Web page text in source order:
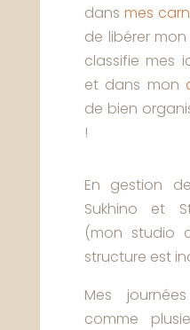
dans mes
de libérer
classifie mes
et dans mon
de bien
!
En gestion
Sukhino et
(mon studio
structure est
Mes
comme